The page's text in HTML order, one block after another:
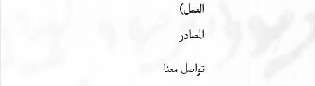
العمل)
المصادر
تواصل معنا